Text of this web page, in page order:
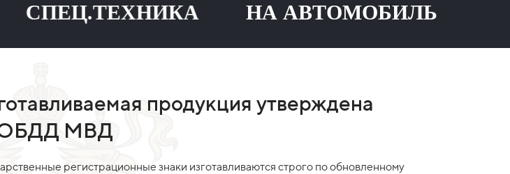
НА АВТОМОБИЛЬ
продукция утверждена
МВД
регистрационные знаки изготавливаются строго по обновленному